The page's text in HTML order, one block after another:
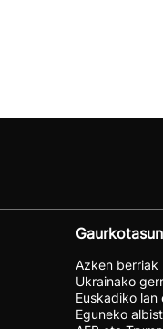
Azken berriak
Ukrainako
Euskadiko
Eguneko